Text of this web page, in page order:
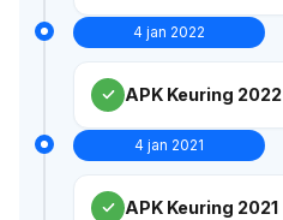
4 jan 2022
APK Keuring 2022
4 jan 2021
APK Keuring 2021